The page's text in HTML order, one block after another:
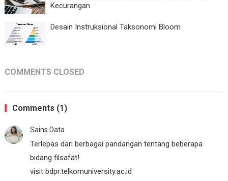
Kecurangan
Desain Instruksional Taksonomi Bloom
COMMENTS CLOSED
Comments (1)
Sains Data
Terlepas dari berbagai pandangan tentang beberapa
bidang filsafat!
visit bdpr.telkomuniversity.ac.id